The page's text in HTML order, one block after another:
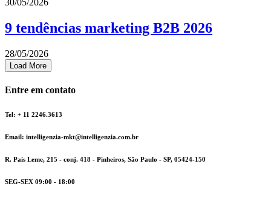
30/05/2026
9 tendências marketing B2B 2026
28/05/2026
Load More
Entre em contato
Tel: + 11 2246.3613
Email: intelligenzia-mkt@intelligenzia.com.br
R. Pais Leme, 215 - conj. 418 - Pinheiros, São Paulo - SP, 05424-150
SEG-SEX 09:00 - 18:00